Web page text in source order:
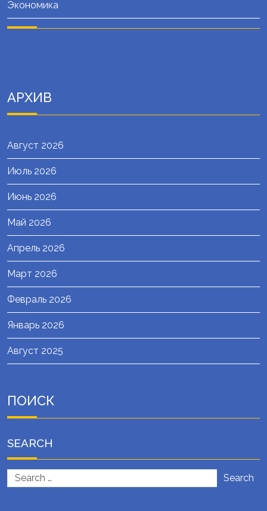
Экономика
АРХИВ
Август 2026
Июль 2026
Июнь 2026
Май 2026
Апрель 2026
Март 2026
Февраль 2026
Январь 2026
Август 2025
ПОИСК
SEARCH
Search